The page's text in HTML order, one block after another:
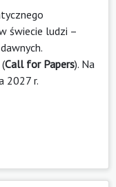
świecie ludzi –
Call for Papers). Na
2027 r.